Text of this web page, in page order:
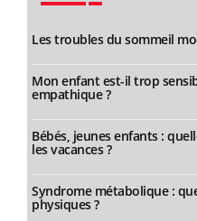
Les troubles du sommeil
Mon enfant est-il trop
empathique ?
Bébés, jeunes enfants :
les vacances ?
Syndrome métabolique :
physiques ?